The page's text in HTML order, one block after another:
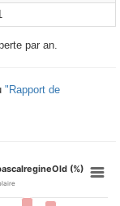
par an.
"Rapport de
(%)